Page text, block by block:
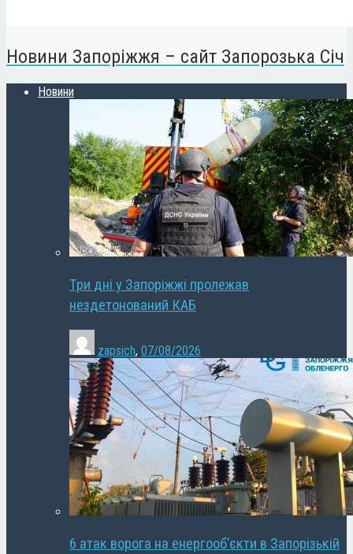
Новини Запоріжжя – сайт Запорозька Січ
Новини
Три дні у Запоріжжі пролежав
нездетонований КАБ
zapsich, 07/08/2026
6 атак ворога на енергооб’єкти в Запорізькій